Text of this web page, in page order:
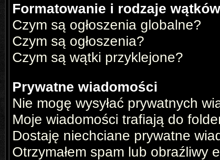
Formatowanie i rodzaje wątków
Czym są ogłoszenia globalne?
Czym są ogłoszenia?
Czym są wątki przyklejone?
Prywatne wiadomości
Nie mogę wysyłać prywatnych
Moje wiadomości trafiają do
Dostaję niechciane prywatne
Otrzymałem spam lub obraźliwy